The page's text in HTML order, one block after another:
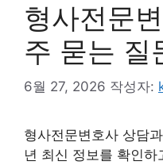
형사전문
주 묻는 질
6월 27, 2026 작성자:
형사전문변호사 상담
년 최신 정보를 확인